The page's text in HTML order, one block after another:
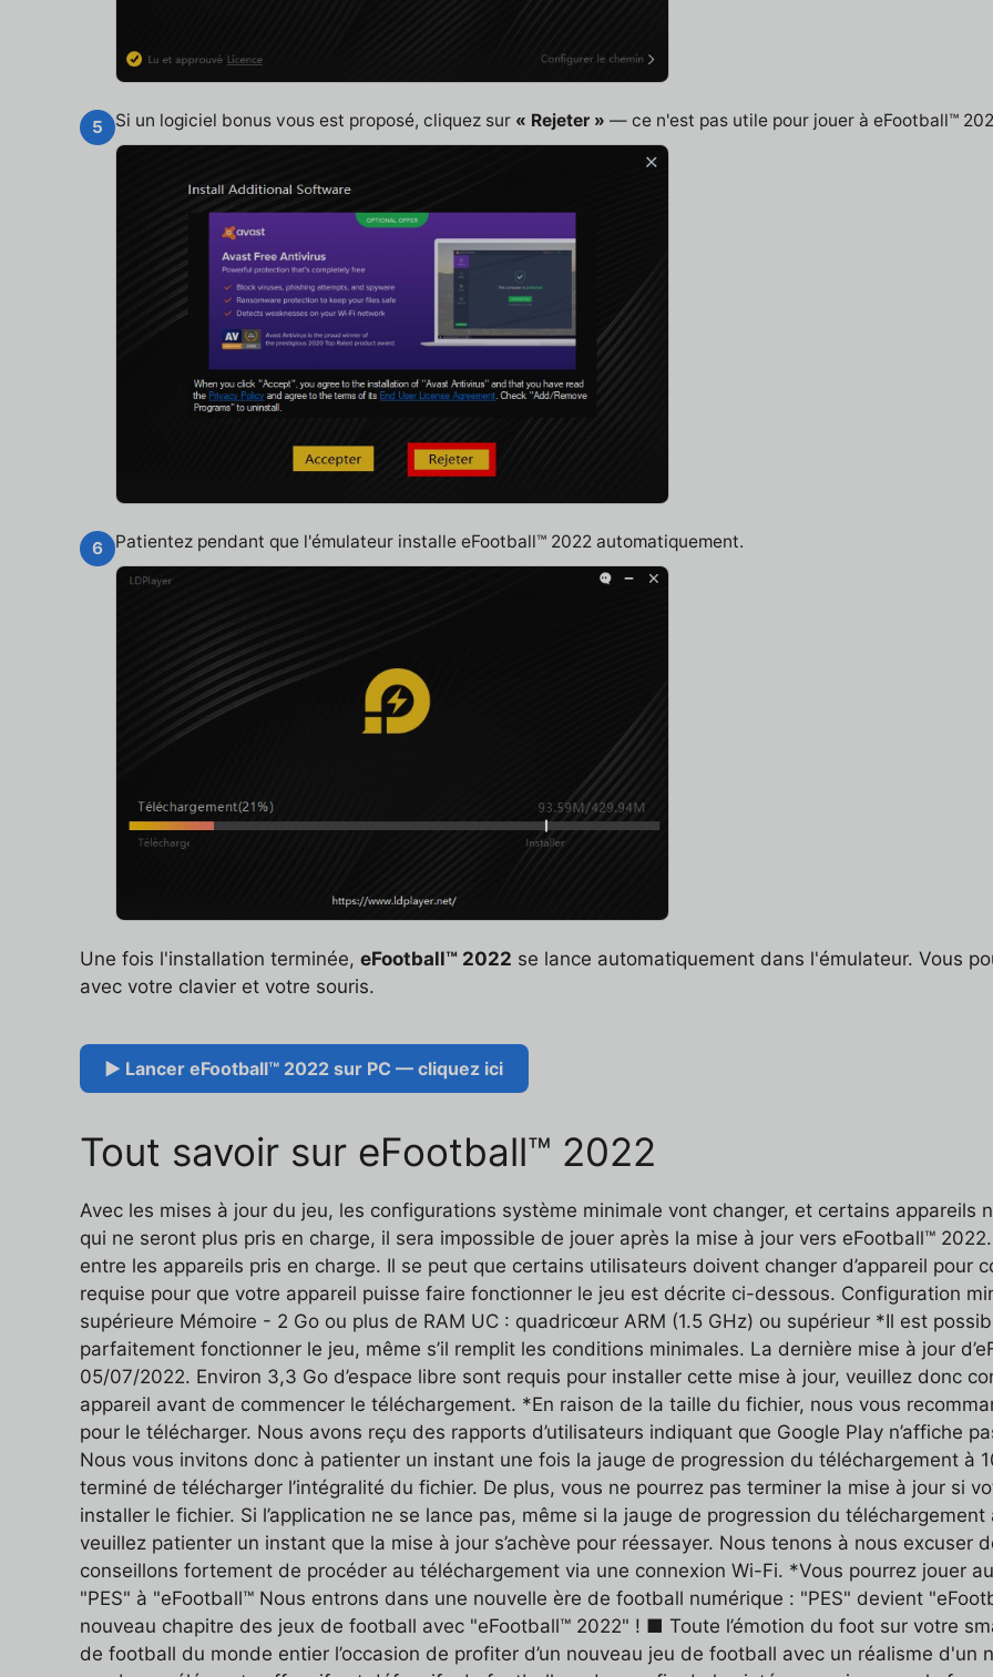
5 Si un logiciel bonus vous est proposé, cliquez sur « Rejeter » — ce n'est pas utile pour jouer à eFootball™
6 Patientez pendant que l'émulateur installe eFootball™ 2022 automatiquement.
Une fois l'installation terminée, eFootball™ 2022 se lance automatiquement dans l'émulateur. Vous
avec votre clavier et votre souris.
▶ Lancer eFootball™ 2022 sur PC — cliquez ici
Tout savoir sur eFootball™ 2022
Avec les mises à jour du jeu, les configurations système minimale vont changer, et certains appareils
qui ne seront plus pris en charge, il sera impossible de jouer après la mise à jour vers eFootball™
entre les appareils pris en charge. Il se peut que certains utilisateurs doivent changer d’appareil pour
requise pour que votre appareil puisse faire fonctionner le jeu est décrite ci-dessous. Configuration
supérieure Mémoire - 2 Go ou plus de RAM UC : quadricœur ARM (1.5 GHz) ou supérieur *Il est
parfaitement fonctionner le jeu, même s’il remplit les conditions minimales. La dernière mise à jour
05/07/2022. Environ 3,3 Go d’espace libre sont requis pour installer cette mise à jour, veuillez donc
appareil avant de commencer le téléchargement. *En raison de la taille du fichier, nous vous
pour le télécharger. Nous avons reçu des rapports d’utilisateurs indiquant que Google Play n’affiche
Nous vous invitons donc à patienter un instant une fois la jauge de progression du téléchargement à
terminé de télécharger l’intégralité du fichier. De plus, vous ne pourrez pas terminer la mise à jour si
installer le fichier. Si l’application ne se lance pas, même si la jauge de progression du
veuillez patienter un instant que la mise à jour s’achève pour réessayer. Nous tenons à nous excuser
conseillons fortement de procéder au téléchargement via une connexion Wi-Fi. *Vous pourrez jouer
"PES" à "eFootball™ Nous entrons dans une nouvelle ère de football numérique : "PES" devient
nouveau chapitre des jeux de football avec "eFootball™ 2022" ! ■ Toute l’émotion du foot sur votre
de football du monde entier l’occasion de profiter d’un nouveau jeu de football avec un réalisme